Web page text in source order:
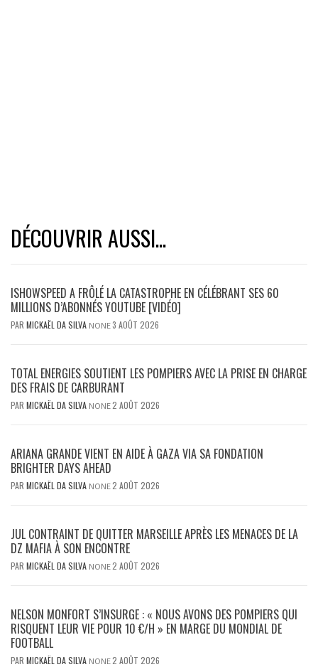
DÉCOUVRIR AUSSI...
ISHOWSPEED A FRÔLÉ LA CATASTROPHE EN CÉLÉBRANT SES 60
MILLIONS D’ABONNÉS YOUTUBE [VIDÉO]
PAR MICKAËL DA SILVA NONE3 AOÛT 2026
TOTAL ENERGIES SOUTIENT LES POMPIERS AVEC LA PRISE EN CHARGE
DES FRAIS DE CARBURANT
PAR MICKAËL DA SILVA NONE2 AOÛT 2026
ARIANA GRANDE VIENT EN AIDE À GAZA VIA SA FONDATION
BRIGHTER DAYS AHEAD
PAR MICKAËL DA SILVA NONE2 AOÛT 2026
JUL CONTRAINT DE QUITTER MARSEILLE APRÈS LES MENACES DE LA
DZ MAFIA À SON ENCONTRE
PAR MICKAËL DA SILVA NONE2 AOÛT 2026
NELSON MONFORT S’INSURGE : « NOUS AVONS DES POMPIERS QUI
RISQUENT LEUR VIE POUR 10 €/H » EN MARGE DU MONDIAL DE
FOOTBALL
PAR MICKAËL DA SILVA NONE2 AOÛT 2026